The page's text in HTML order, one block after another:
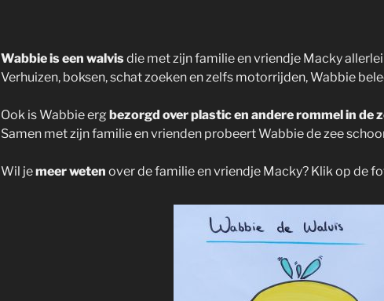
Wabbie is een walvisdie met zijn familie en vriendje Macky allerlei
Verhuizen, boksen, schat zoeken en zelfs motorrijden, Wabbie
Ook is Wabbie erg bezorgd over plastic en andere rommel in de
Samen met zijn familie en vrienden probeert Wabbie de zee
Wil jemeer weten over de familie en vriendje Macky? Klik op de